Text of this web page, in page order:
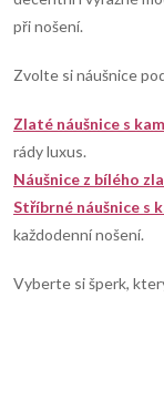
í
p
r
v
k
v
v
á
í
při nošení.
Zvolte si náušnice
Zlaté náušnice s
rády luxus.
Náušnice z bílého
Stříbrné náušnice s
každodenní nošení.
Vyberte si šperk,